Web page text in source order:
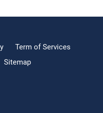
Term of Services
Sitemap